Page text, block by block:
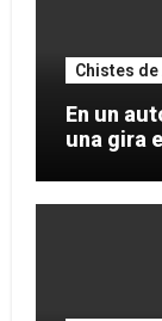
Chistes
En un
una gira